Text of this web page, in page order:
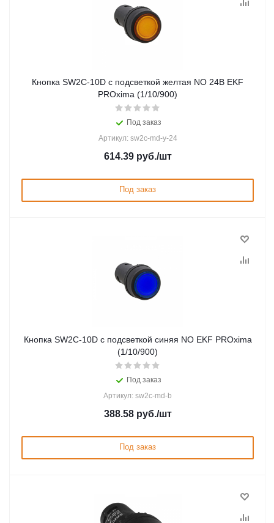
Кнопка SW2C-10D с подсветкой желтая NO 24В EKF
PROxima (1/10/900)
Под заказ
Артикул: sw2c-md-y-24
614.39руб./шт
Под заказ
Кнопка SW2C-10D с подсветкой синяя NO EKF PROxima
(1/10/900)
Под заказ
Артикул: sw2c-md-b
388.58руб./шт
Под заказ